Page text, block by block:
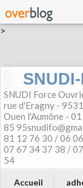
>
SNUDI Force
rue d'Eragny -
Ouen l'Aumône -
85
81 12 76 30 / 06
07 67 34 37 38 /
54
Accueil